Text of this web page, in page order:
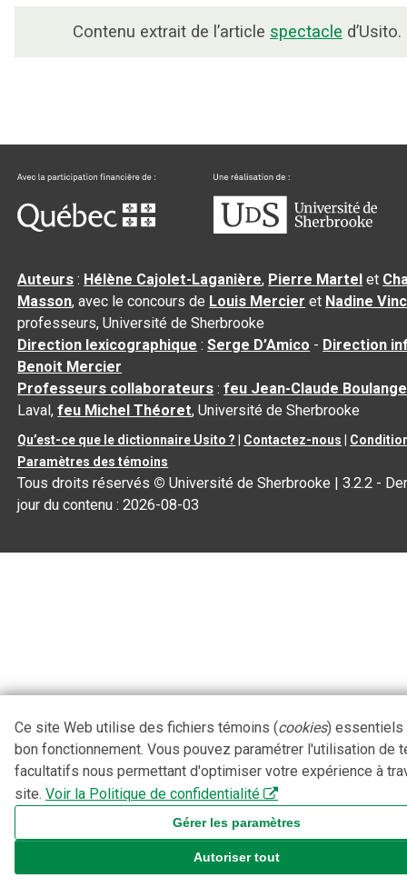
Contenu extrait de l’article spectacle d’Usito.
Auteurs : Hélène Cajolet-Laganière, Pierre Martel et
Masson, avec le concours de Louis Mercier et Nadine
professeurs, Université de Sherbrooke
Direction lexicographique :Serge D’Amico - Direction
Benoit Mercier
Professeurs collaborateurs :feu Jean-Claude
Laval,feu Michel Théoret, Université de Sherbrooke
Qu’est-ce que le dictionnaire Usito ? Contactez-nous
Paramètres des témoins
Tous droits réservés © Université de Sherbrooke |3.2.2 -
jour du contenu :2026-08-03
Ce site Web utilise des fichiers témoins (cookies) essentiels
bon fonctionnement. Vous pouvez paramétrer l'utilisation de
facultatifs nous permettant d'optimiser votre expérience à
site. Voir la Politique de confidentialité
Gérer les paramètres
Autoriser tout